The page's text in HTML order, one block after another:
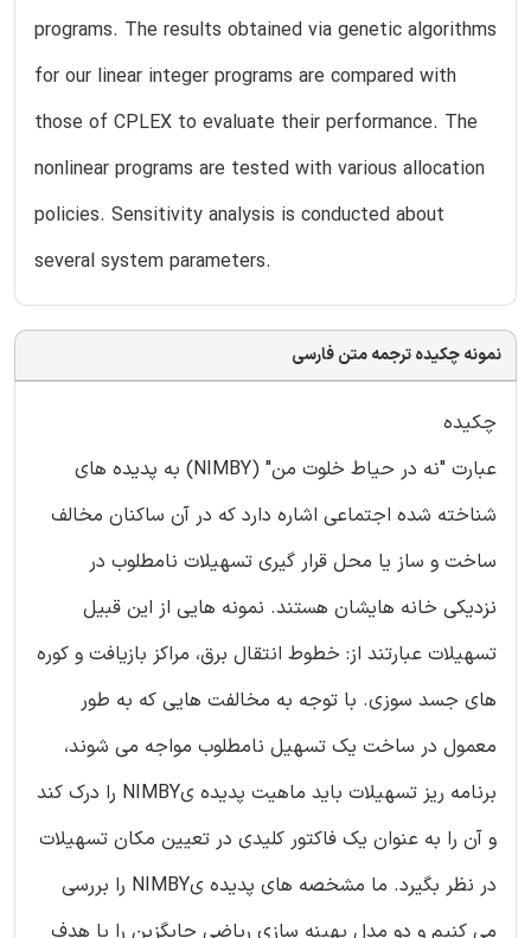
programs. The results obtained via genetic algorithms
for our linear integer programs are compared with
those of CPLEX to evaluate their performance. The
nonlinear programs are tested with various allocation
policies. Sensitivity analysis is conducted about
several system parameters.
نمونه چکیده ترجمه متن فارسی
چکیده
عبارت "نه در حیاط خلوت من" (NIMBY) به پدیده های
شناخته شده اجتماعی اشاره دارد که در آن ساکنان مخالف
ساخت و ساز یا محل قرار گیری تسهیلات نامطلوب در
نزدیکی خانه هایشان هستند. نمونه هایی از این قبیل
تسهیلات عبارتند از: خطوط انتقال برق، مراکز بازیافت و کوره
های جسد سوزی. با توجه به مخالفت هایی که به طور
معمول در ساخت یک تسهیل نامطلوب مواجه می شوند،
برنامه ریز تسهیلات باید ماهیت پدیده یNIMBY را درک کند
و آن را به عنوان یک فاکتور کلیدی در تعیین مکان تسهیلات
در نظر بگیرد. ما مشخصه های پدیده یNIMBY را بررسی
می کنیم و دو مدل بهینه سازی ریاضی جایگزین را با هدف